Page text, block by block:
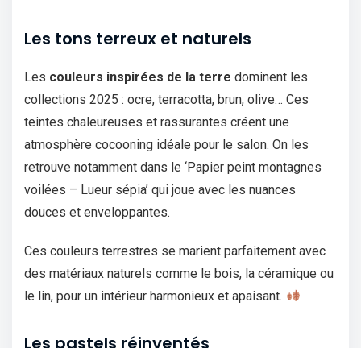
Les tons terreux et naturels
Les couleurs inspirées de la terre dominent les
collections 2025 : ocre, terracotta, brun, olive… Ces
teintes chaleureuses et rassurantes créent une
atmosphère cocooning idéale pour le salon. On les
retrouve notamment dans le ‘Papier peint montagnes
voilées – Lueur sépia’ qui joue avec les nuances
douces et enveloppantes.
Ces couleurs terrestres se marient parfaitement avec
des matériaux naturels comme le bois, la céramique ou
le lin, pour un intérieur harmonieux et apaisant.
Les pastels réinventés